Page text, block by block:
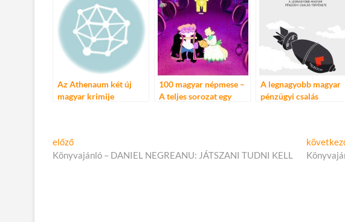
Az Athenaum két új
magyar krimije
100 magyar népmese –
A teljes sorozat egy
A legnagyobb magyar
pénzügyi csalás
Bejegyzés
navigáció
előzőElőző
cikk:
Könyvajánló – DANIEL NEGREANU: JÁTSZANI TUDNI KELL